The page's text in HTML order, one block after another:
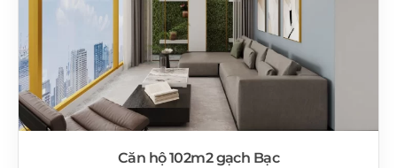
Căn hộ 102m2 gạch Bạc